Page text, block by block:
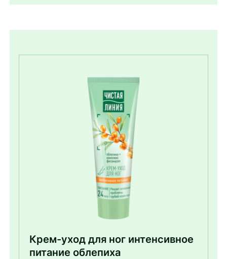
Крем-уход для ног интенсивное
питание облепиха